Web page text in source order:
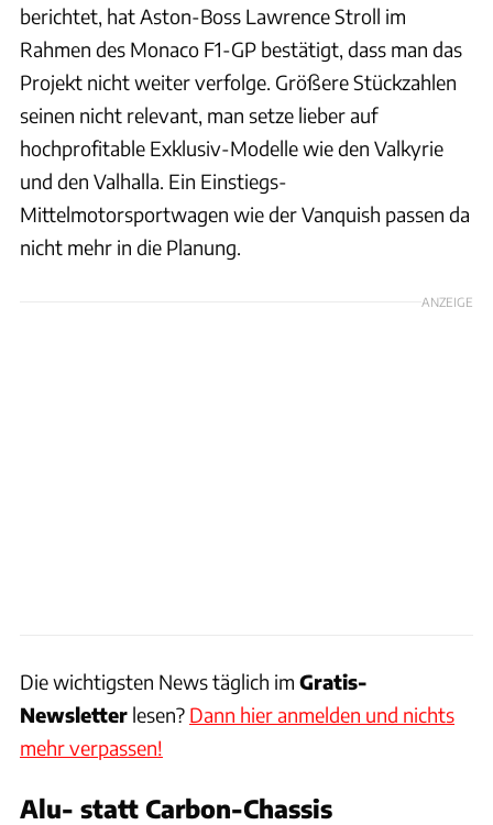
berichtet, hat Aston-Boss Lawrence Stroll im
Rahmen des Monaco F1-GP bestätigt, dass man das
Projekt nicht weiter verfolge. Größere Stückzahlen
seinen nicht relevant, man setze lieber auf
hochprofitable Exklusiv-Modelle wie den Valkyrie
und den Valhalla. Ein Einstiegs-
Mittelmotorsportwagen wie der Vanquish passen da
nicht mehr in die Planung.
ANZEIGE
Die wichtigsten News täglich im Gratis-
Newsletter lesen? Dann hier anmelden und nichts
mehr verpassen!
Alu- statt Carbon-Chassis